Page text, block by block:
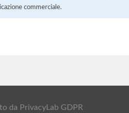
commerciale.
da PrivacyLab GDPR